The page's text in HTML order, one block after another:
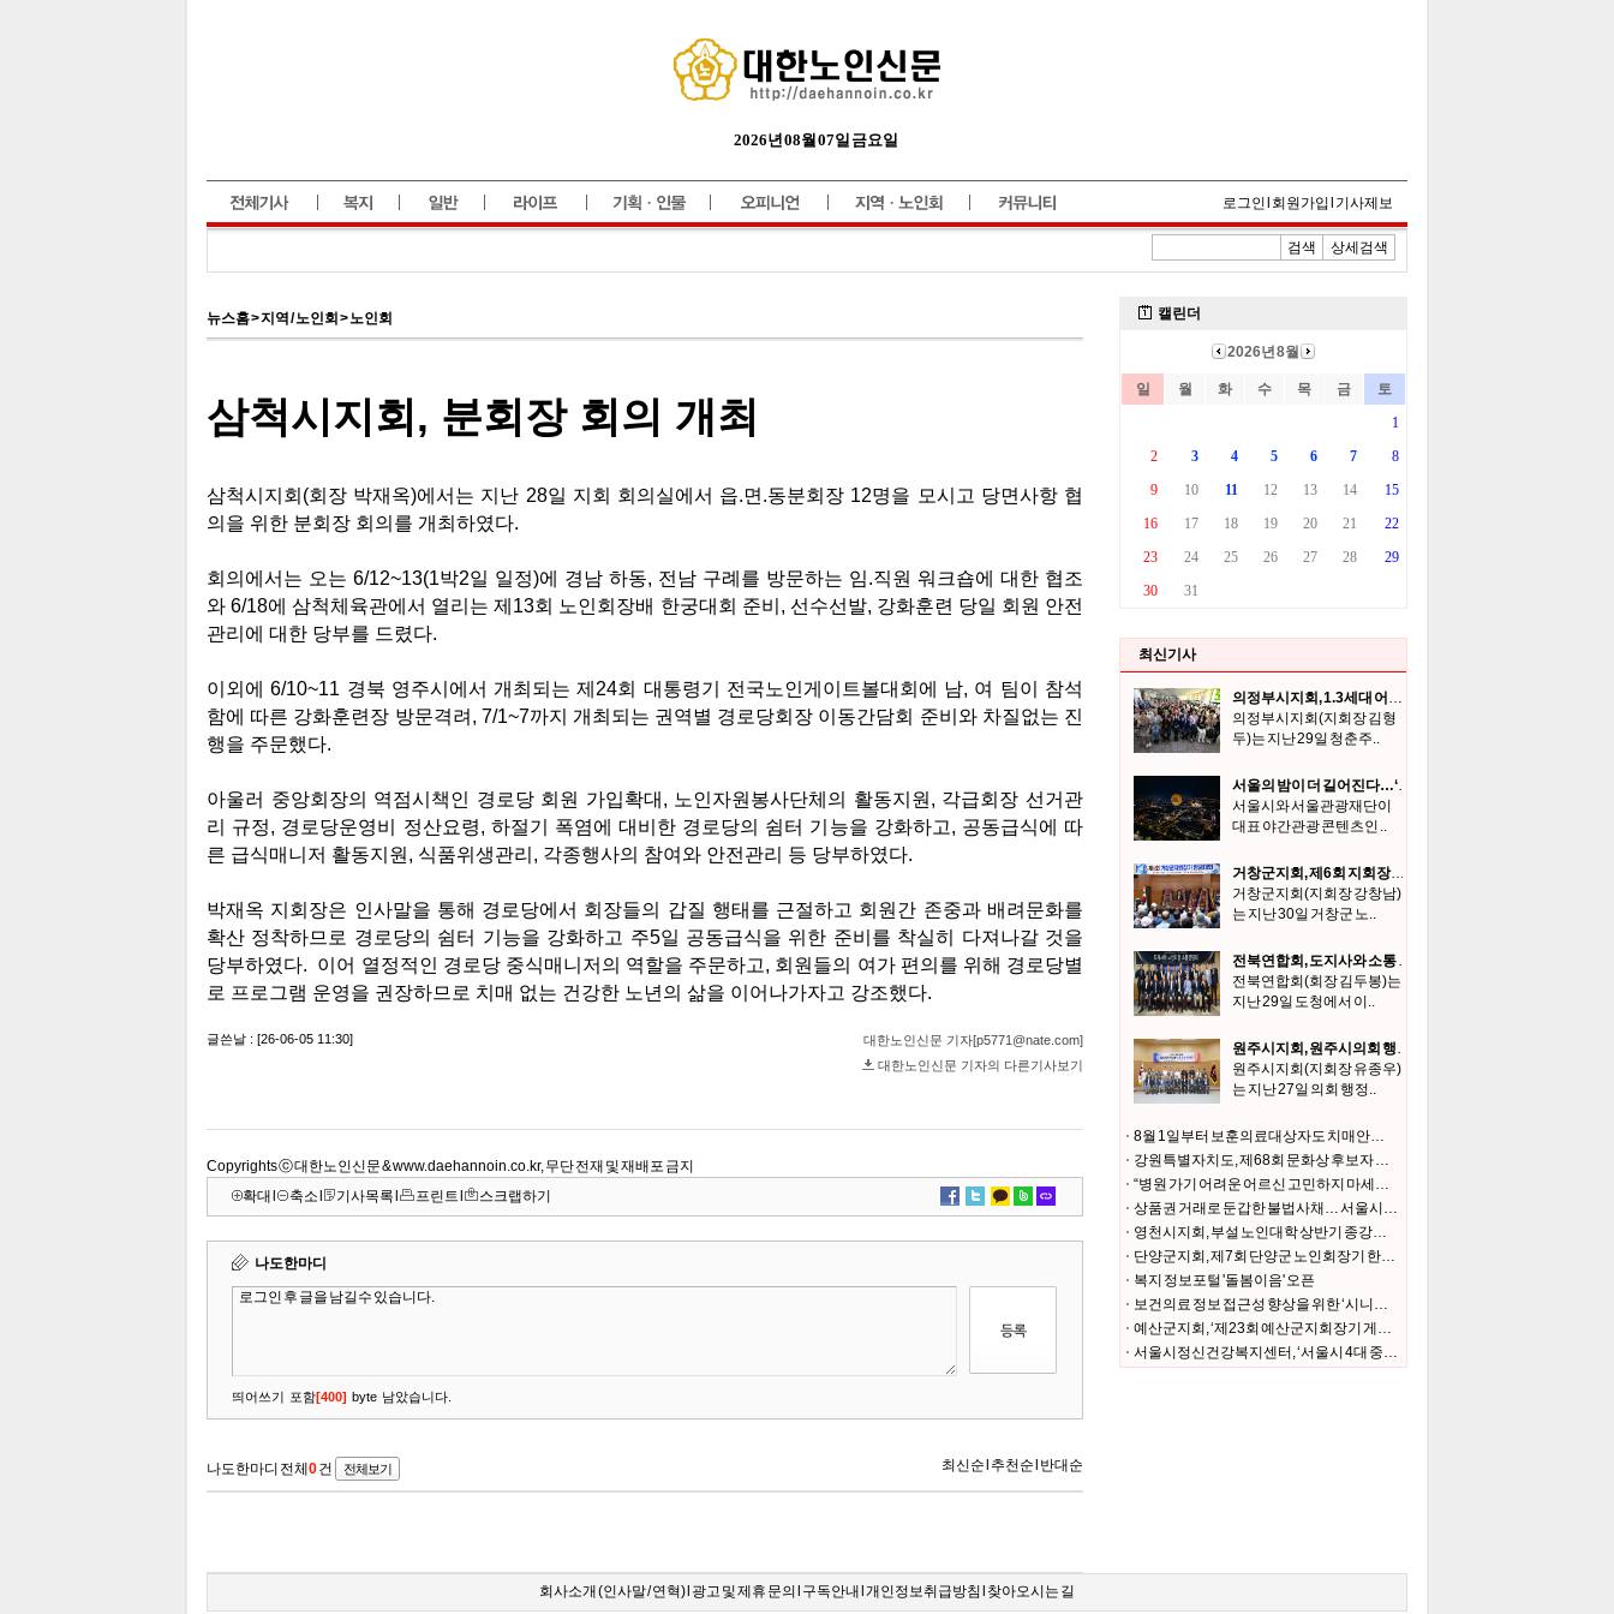
2026년 08월 07일 금요일
로그인 회원가입 기사제보
검색 상세검색
뉴스홈>지역 / 노인회 >노인회
Copyrights ⓒ 대한노인신문 & www.daehannoin.co.kr, 무단 전재 및 재배포 금지
확대
축소 기사목록 프린트 스크랩하기
최신기사
의정부시지회, 1.3세대 어울림 한마당 및 장학금 전달식 개최
의정부시지회(지회장 김형
두)는 지난 29일 청춘주..
서울의 밤이 더 길어진다…‘서울달’ 금·토 심야 운영
서울시와 서울관광재단이
대표 야간관광 콘텐츠인 ..
거창군지회, 제6회 지회장기 한궁대회
거창군지회(지회장 강창남)
는 지난 30일 거창군 노..
전북연합회, 도지사와 소통 간담회
전북연합회(회장 김두봉)는
지난 29일 도청에서 이..
원주시지회, 원주시의회 행정복지위원회와 간담
원주시지회(지회장 유종우)
는 지난 27일 의회 행정..
8월 1일부터 보훈의료대상자도 치매안심센터에서 치매검사비·치매치료관리비 지원 받는다
강원특별자치도, 제68회 문화상 후보자 추천 접수
“병원 가기 어려운 어르신 고민하지 마세요 요양보호사가 동행하겠습니다”
상품권 거래로 둔갑한 불법사채… 서울시, 수사와 예방으로 뿌리뽑는다
영천시지회, 부설 노인대학 상반기 종강식 개최
단양군지회, 제7회 단양군 노인회장기 한궁·장기·바둑대회
복지 정보포털 '돌봄이음' 오픈
보건의료 정보 접근성 향상을 위한 ‘시니어 건강기록관리 강사’ 시범 운영
예산군지회, ‘제23회 예산군지회장기 게이트볼대회’ 개최
서울시정신건강복지센터, ‘서울시 4대 중독 위험도 및 인식조사’ 결과 발표
회사소개 (인사말/연혁) l 광고 및 제휴 문의 구독안내 개인정보취급방침 찾아오시는 길